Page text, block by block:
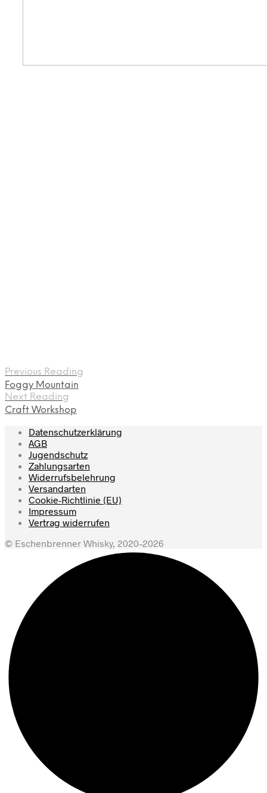
Previous Reading
Foggy Mountain
Next Reading
Craft Workshop
Datenschutzerklärung
AGB
Jugendschutz
Zahlungsarten
Widerrufsbelehrung
Versandarten
Cookie-Richtlinie (EU)
Impressum
Vertrag widerrufen
© Eschenbrenner Whisky, 2020–2026